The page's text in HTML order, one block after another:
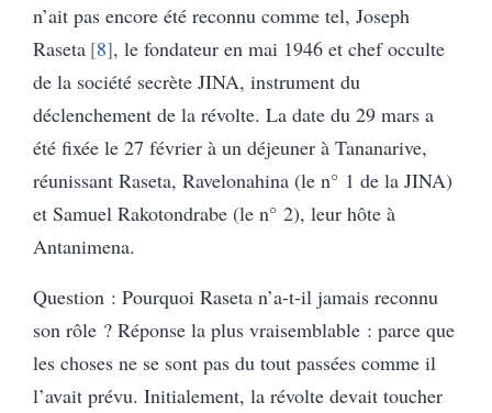
n’ait pas encore été reconnu comme tel, Joseph
Raseta 8 , le fondateur en mai 1946 et chef occulte
de la société secrète JINA, instrument du
déclenchement de la révolte. La date du 29 mars a
été fixée le 27 février à un déjeuner à Tananarive,
réunissant Raseta, Ravelonahina (le n° 1 de la JINA)
et Samuel Rakotondrabe (le n° 2), leur hôte à
Antanimena.
Question : Pourquoi Raseta n’a-t-il jamais reconnu
son rôle ? Réponse la plus vraisemblable : parce que
les choses ne se sont pas du tout passées comme il
l’avait prévu. Initialement, la révolte devait toucher